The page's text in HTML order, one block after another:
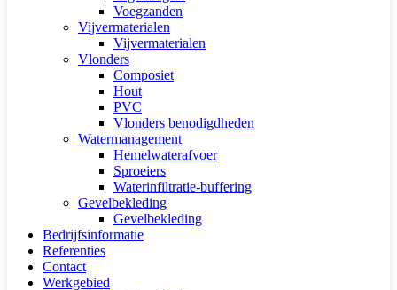
Voegzanden
Vijvermaterialen
Vijvermaterialen
Vlonders
Composiet
Hout
PVC
Vlonders benodigdheden
Watermanagement
Hemelwaterafvoer
Sproeiers
Waterinfiltratie-buffering
Gevelbekleding
Gevelbekleding
Bedrijfsinformatie
Referenties
Contact
Werkgebied